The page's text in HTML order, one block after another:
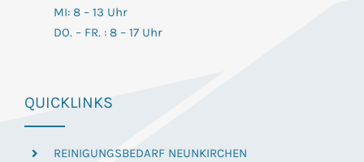
MI: 8 – 13 Uhr
DO. – FR. : 8 – 17 Uhr
QUICKLINKS
REINIGUNGSBEDARF NEUNKIRCHEN